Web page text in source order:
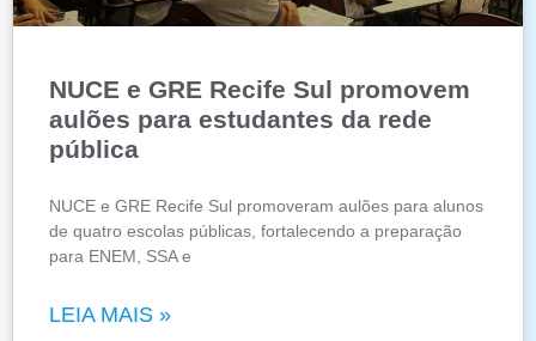
NUCE e GRE Recife Sul promovem
aulões para estudantes da rede
pública
NUCE e GRE Recife Sul promoveram aulões para alunos
de quatro escolas públicas, fortalecendo a preparação
para ENEM, SSA e
LEIA MAIS »